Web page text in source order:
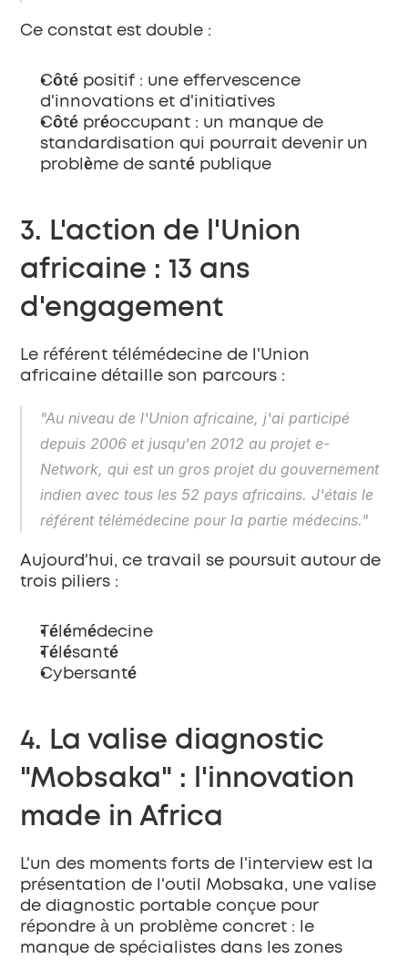
Ce constat est double :
Côté positif : une effervescence
d'innovations et d'initiatives
Côté préoccupant : un manque de
problème de santé publique
3. L'action de l'Union
africaine : 13 ans
d'engagement
Le référent télémédecine de l'Union
africaine détaille son parcours :
"Au niveau de l'Union africaine, j'ai participé
depuis 2006 et jusqu'en 2012 au projet e-
Network, qui est un gros projet du gouvernement
indien avec tous les 52 pays africains. J'étais le
référent télémédecine pour la partie médecins."
Aujourd'hui, ce travail se poursuit autour de
trois piliers :
Télémédecine
Télésanté
Cybersanté
4. La valise diagnostic
"Mobsaka" : l'innovation
made in Africa
L'un des moments forts de l'interview est la
présentation de l'outil Mobsaka, une valise
de diagnostic portable conçue pour
répondre à un problème concret : le
manque de spécialistes dans les zones